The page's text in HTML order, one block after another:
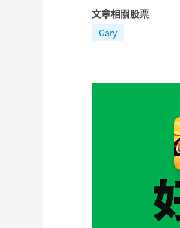
文章相關股票
Gary